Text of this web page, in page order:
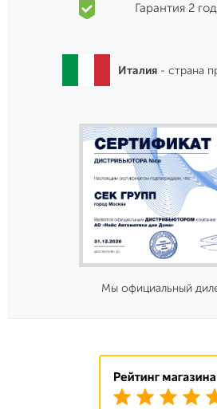
Гарантия 2
Италия - страна
Мы официальный